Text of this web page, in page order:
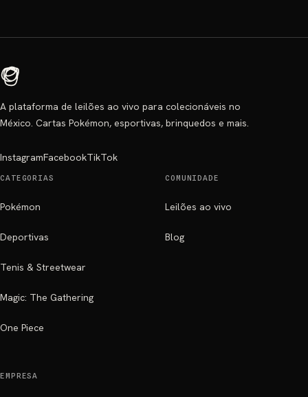
A plataforma de leilões ao vivo para colecionáveis no
México. Cartas Pokémon, esportivas, brinquedos e mais.
InstagramFacebookTikTok
CATEGORIAS
Pokémon
Deportivas
Tenis & Streetwear
Magic: The Gathering
One Piece
COMUNIDADE
Leilões ao vivo
Blog
EMPRESA